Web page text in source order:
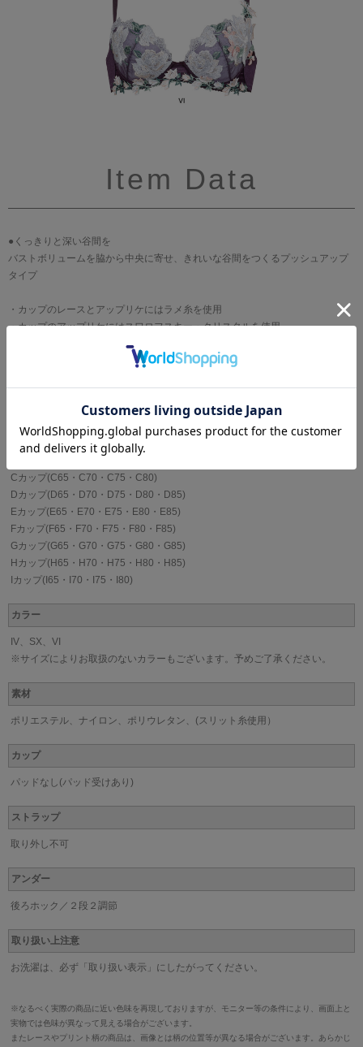
Item Data
●くっきりと深い谷間を
バストボリュームを脇から中央に寄せ、きれいな谷間をつくるプッシュアップ
タイプ
・カップのレースとアップリケにはラメ糸を使用
・カップのアップリケにはスワロフスキー・クリスタルを使用
・アップリケはチャイナローズをイメージ
サイズ
Cカップ(C65・C70・C75・C80)
Dカップ(D65・D70・D75・D80・D85)
Eカップ(E65・E70・E75・E80・E85)
Fカップ(F65・F70・F75・F80・F85)
Gカップ(G65・G70・G75・G80・G85)
Hカップ(H65・H70・H75・H80・H85)
Iカップ(I65・I70・I75・I80)
カラー
IV、SX、VI
※サイズによりお取扱のないカラーもございます。予めご了承ください。
素材
ポリエステル、ナイロン、ポリウレタン、(スリット糸使用）
カップ
パッドなし(パッド受けあり)
ストラップ
取り外し不可
アンダー
後ろホック／２段２調節
取り扱い上注意
お洗濯は、必ず「取り扱い表示」にしたがってください。
※なるべく実際の商品に近い色味を再現しておりますが、モニター等の条件により、画面上と
実物では色味が異なって見える場合がございます。
またレースやプリント柄の商品は、画像とは柄の位置等が異なる場合がございます。あらかじ